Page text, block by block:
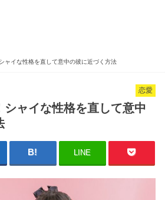
ャイな性格を直して意中の彼に近づく方法
恋愛
シャイな性格を直して意中
LINE